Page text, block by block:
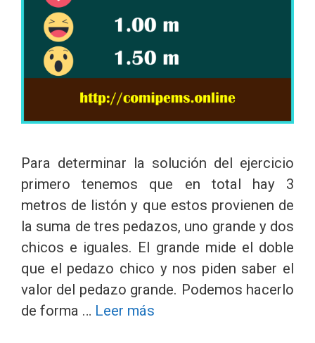
Para determinar la solución del ejercicio
primero tenemos que en total hay 3
metros de listón y que estos provienen de
la suma de tres pedazos, uno grande y dos
chicos e iguales. El grande mide el doble
que el pedazo chico y nos piden saber el
valor del pedazo grande. Podemos hacerlo
de forma … Leer más